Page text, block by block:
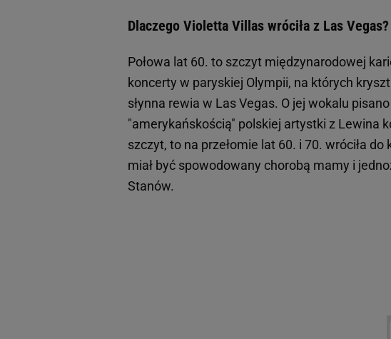
Dlaczego Violetta Villas wróciła z Las Vegas?
Połowa lat 60. to szczyt międzynarodowej
koncerty w paryskiej Olympii, na których
słynna rewia w Las Vegas. O jej wokalu
"amerykańskością" polskiej artystki z Lewina
szczyt, to na przełomie lat 60. i 70. wróciła
miał być spowodowany chorobą mamy i
Stanów.